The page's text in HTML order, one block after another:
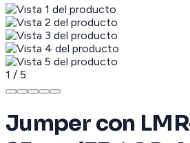
1 / 5
Jumper con